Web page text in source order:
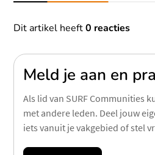
Reacties
Dit artikel heeft0 reacties
Meld je aan en
Als lid van SURF Communities
met andere leden. Deel jouw
iets vanuit je vakgebied of stel